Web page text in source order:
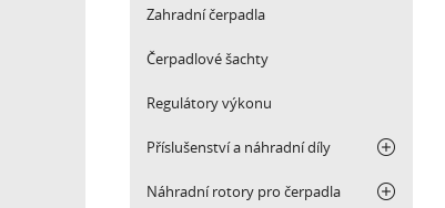
Zahradní čerpadla
Čerpadlové šachty
Regulátory výkonu
Příslušenství a náhradní díly
Náhradní rotory pro čerpadla